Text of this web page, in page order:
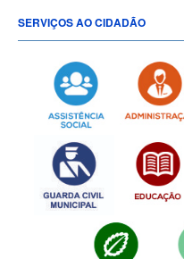
SERVIÇOS AO CIDADÃO